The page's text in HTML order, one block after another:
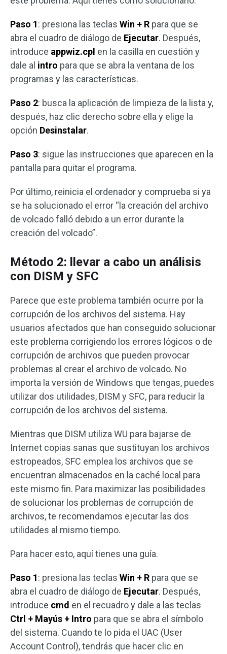
Paso 1: presiona las teclas Win + R para que se
abra el cuadro de diálogo de Ejecutar. Después,
introduce appwiz.cpl en la casilla en cuestión y
dale al intro para que se abra la ventana de los
programas y las características.
Paso 2: busca la aplicación de limpieza de la lista y,
después, haz clic derecho sobre ella y elige la
opción Desinstalar.
Paso 3: sigue las instrucciones que aparecen en la
pantalla para quitar el programa.
Por último, reinicia el ordenador y comprueba si ya
se ha solucionado el error “la creación del archivo
de volcado falló debido a un error durante la
creación del volcado”.
Método 2: llevar a cabo un análisis
con DISM y SFC
Parece que este problema también ocurre por la
corrupción de los archivos del sistema. Hay
usuarios afectados que han conseguido solucionar
este problema corrigiendo los errores lógicos o de
corrupción de archivos que pueden provocar
problemas al crear el archivo de volcado. No
importa la versión de Windows que tengas, puedes
utilizar dos utilidades, DISM y SFC, para reducir la
corrupción de los archivos del sistema.
Mientras que DISM utiliza WU para bajarse de
Internet copias sanas que sustituyan los archivos
estropeados, SFC emplea los archivos que se
encuentran almacenados en la caché local para
este mismo fin. Para maximizar las posibilidades
de solucionar los problemas de corrupción de
archivos, te recomendamos ejecutar las dos
utilidades al mismo tiempo.
Para hacer esto, aquí tienes una guía.
Paso 1: presiona las teclas Win + R para que se
abra el cuadro de diálogo de Ejecutar. Después,
introduce cmd en el recuadro y dale a las teclas
Ctrl + Mayús + Intro para que se abra el símbolo
del sistema. Cuando te lo pida el UAC (User
Account Control), tendrás que hacer clic en